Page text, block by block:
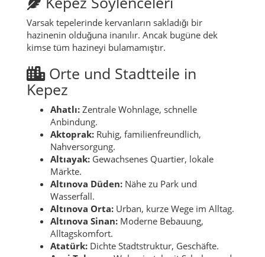
Varsak tepelerinde kervanların sakladığı bir
hazinenin olduğuna inanılır. Ancak bugüne dek
kimse tüm hazineyi bulamamıştır.
Orte und Stadtteile in
Kepez
Ahatlı: Zentrale Wohnlage, schnelle
Anbindung.
Aktoprak: Ruhig, familienfreundlich,
Nahversorgung.
Altıayak: Gewachsenes Quartier, lokale
Märkte.
Altınova Düden: Nähe zu Park und
Wasserfall.
Altınova Orta: Urban, kurze Wege im Alltag.
Altınova Sinan: Moderne Bebauung,
Alltagskomfort.
Atatürk: Dichte Stadtstruktur, Geschäfte.